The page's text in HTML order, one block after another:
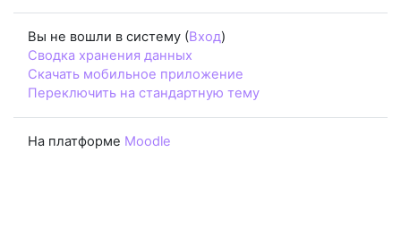
Вы не вошли в систему (Вход)
Сводка хранения данных
Скачать мобильное приложение
Переключить на стандартную тему
На платформе Moodle